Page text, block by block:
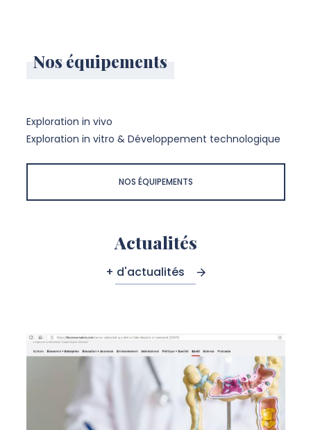
Nos équipements
Exploration in vivo
Exploration in vitro & Développement technologique
NOS ÉQUIPEMENTS
Actualités
+ d'actualités